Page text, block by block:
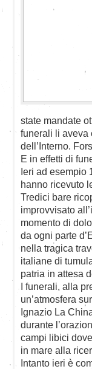
state mandate
funerali li aveva
dell’Interno.
E in effetti di
Ieri ad esempio
hanno ricevuto
Tredici bare
improvvisato
momento di
da ogni parte
nella tragica
italiane di
patria in attesa
I funerali, alla
un’atmosfera
Ignazio La
durante
campi libici
in mare alla
Intanto ieri è